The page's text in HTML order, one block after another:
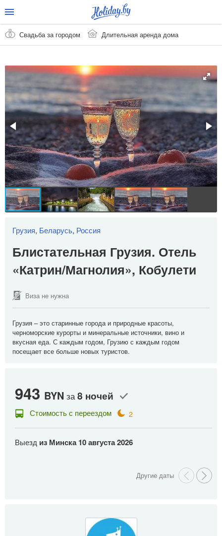
Свадьба за городом Длительная аренда дома
Грузия, Беларусь, Россия
Блистательная Грузия. Отель
«Катрин/Магнолия», Кобулети
Виза не нужна
Грузия – это старинные города и природные красоты,
черноморские курорты и минеральные источники, вино и
вкусная еда. С каждым годом, Грузию с каждым годом
посещает все больше новых туристов.
943 BYN за8 ночей
Стоимость с переездом 2
Выезд из Минска10 августа 2026